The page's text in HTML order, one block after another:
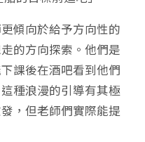
傾向於給予方向性的
的方向探索。他們是
課後在酒吧看到他們
種浪漫的引導有其極
，但老師們實際能提